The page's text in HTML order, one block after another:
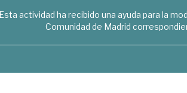
Esta actividad ha recibido una ayuda para la
Comunidad de Madrid